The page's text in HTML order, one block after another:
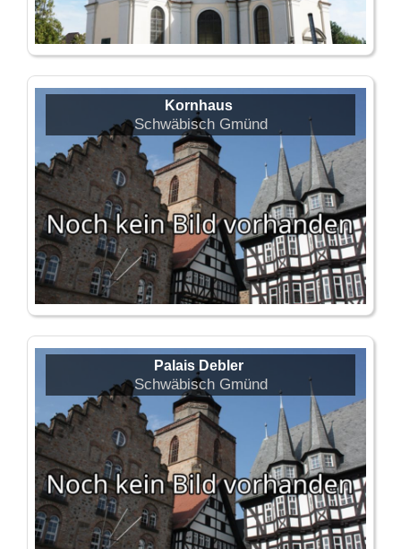
Kornhaus
Schwäbisch Gmünd
Palais Debler
Schwäbisch Gmünd